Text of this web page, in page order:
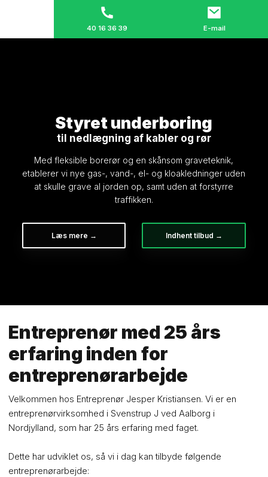
Styret underboring​
til nedlægning af kabler og rør
Med fleksible borerør og en skånsom graveteknik,
etablerer vi nye gas-, vand-, el- og kloakledninger uden
at skulle grave al jorden op, samt uden at forstyrre
traffikken.
Læs mere → Indhent tilbud →
Entreprenør med 25 års
erfaring inden for
entreprenørarbejde
Velkommen hos Entreprenør Jesper Kristiansen. Vi er en
entreprenørvirksomhed i Svenstrup J ved Aalborg i
Nordjylland, som har 25 års erfaring med faget.
Dette har udviklet os, så vi i dag kan tilbyde følgende
entreprenørarbejde:
40 16 36 39 E-mail